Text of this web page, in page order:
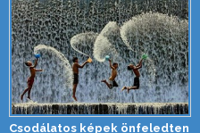
Csodálatos képek önfeledten